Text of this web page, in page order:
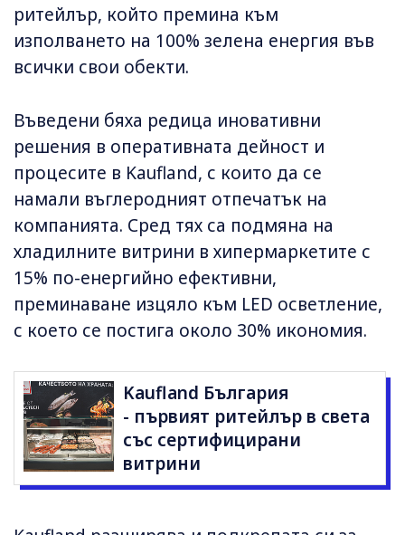
ритейлър, който премина към
изполването на 100% зелена енергия във
всички свои обекти.
Въведени бяха редица иновативни
решения в оперативната дейност и
процесите в Kaufland, с които да се
намали въглеродният отпечатък на
компанията. Сред тях са подмяна на
хладилните витрини в хипермаркетите с
15% по-енергийно ефективни,
преминаване изцяло към LED осветление,
с което се постига около 30% икономия.
Kaufland България
- първият ритейлър в света
със сертифицирани
витрини